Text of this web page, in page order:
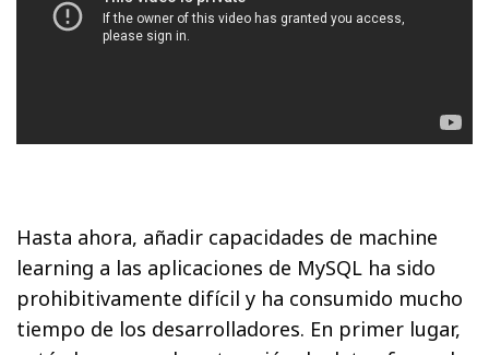
Hasta ahora, añadir capacidades de machine
learning a las aplicaciones de MySQL ha sido
prohibitivamente difícil y ha consumido mucho
tiempo de los desarrolladores. En primer lugar,